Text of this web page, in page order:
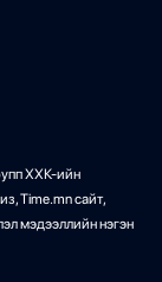
ХХК-ийн
Time.mn сайт,
мэдээллийн нэгэн